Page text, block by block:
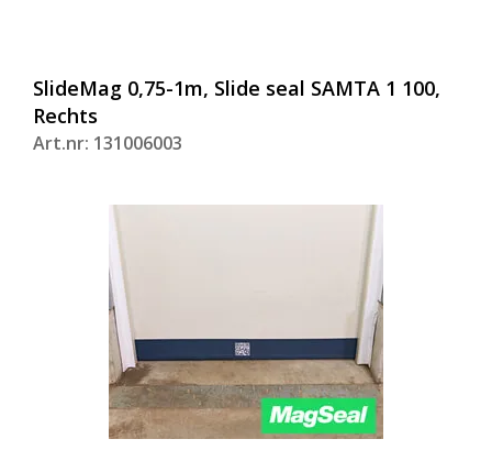
SlideMag 0,75-1m, Slide seal SAMTA 1 100,
Rechts
Art.nr: 131006003